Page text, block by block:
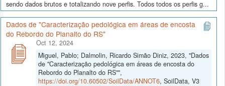
sendo dados brutos e totalizando nove perfis. Todos todos os perfis g...
Dados de "Caracterização pedológica em áreas de encosta
do Rebordo do Planalto do RS"
Oct 12, 2024
Miguel, Pablo; Dalmolin, Ricardo Simão Diniz, 2023, "Dados
de "Caracterização pedológica em áreas de encosta do
Rebordo do Planalto do RS"",
https://doi.org/10.60502/SoilData/ANNOT6, SoilData, V3